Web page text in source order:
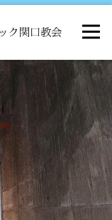
ク関口教会